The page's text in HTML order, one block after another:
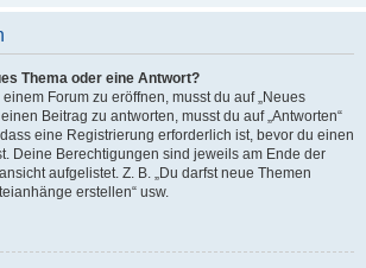
Thema oder eine Antwort?
Forum zu eröffnen, musst du auf „Neues
Beitrag zu antworten, musst du auf „Antworten“
eine Registrierung erforderlich ist, bevor du einen
Deine Berechtigungen sind jeweils am Ende der
aufgelistet. Z. B. „Du darfst neue Themen
erstellen“ usw.